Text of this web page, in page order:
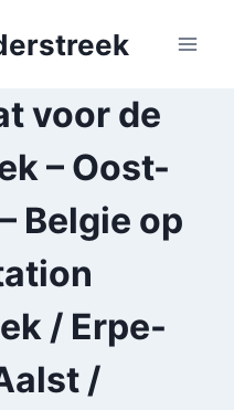
voor de
– Oost-
Belgie op
/ Erpe-
/